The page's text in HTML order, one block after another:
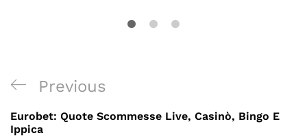
Post
navigation
Previous
Post
Previous
Eurobet: Quote Scommesse Live, Casinò, Bingo E
Ippica